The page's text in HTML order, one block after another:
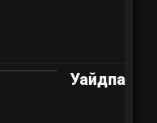
Уайдпарк